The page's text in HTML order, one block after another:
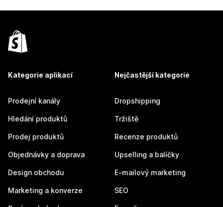
Kategorie aplikací
Prodejní kanály
Hledání produktů
Prodej produktů
Objednávky a doprava
Design obchodu
Marketing a konverze
Nejčastější kategorie
Dropshipping
Tržiště
Recenze produktů
Upselling a balíčky
E-mailový marketing
SEO